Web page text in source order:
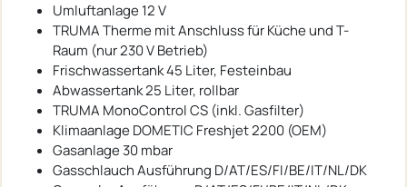
Umluftanlage 12 V
TRUMA Therme mit Anschluss für Küche und T-
Raum (nur 230 V Betrieb)
Frischwassertank 45 Liter, Festeinbau
Abwassertank 25 Liter, rollbar
TRUMA MonoControl CS (inkl. Gasfilter)
Klimaanlage DOMETIC Freshjet 2200 (OEM)
Gasanlage 30 mbar
Gasschlauch Ausführung D/AT/ES/FI/BE/IT/NL/DK